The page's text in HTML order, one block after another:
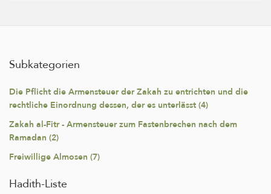
Subkategorien
Die Pflicht die Armensteuer der Zakah zu entrichten und die
rechtliche Einordnung dessen, der es unterlässt (4)
Zakah al-Fitr - Armensteuer zum Fastenbrechen nach dem
Ramadan (2)
Freiwillige Almosen (7)
Hadith-Liste